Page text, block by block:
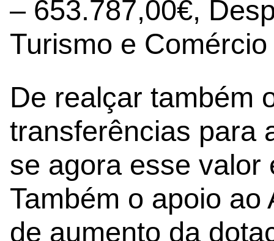
– 653.787,00€,
Turismo e
De realçar também
transferências para
se agora esse valor
Também o apoio
de aumento da